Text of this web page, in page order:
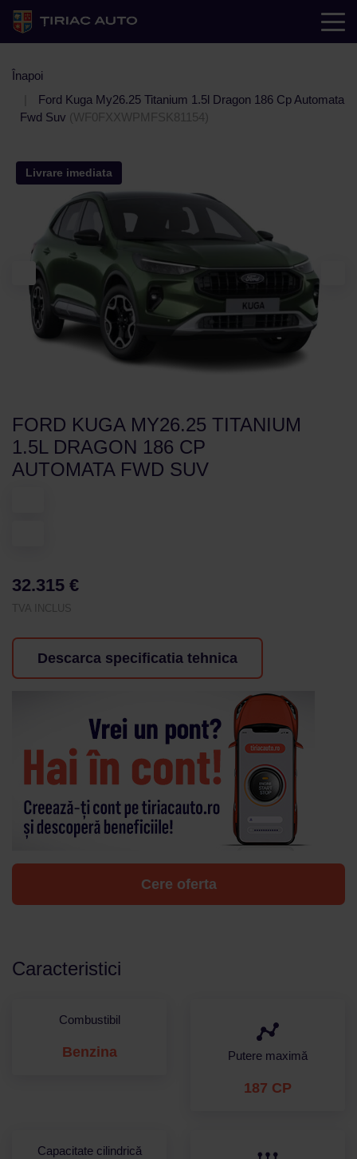
Înapoi
Ford Kuga My26.25 Titanium 1.5l Dragon 186 Cp Automata
Fwd Suv (WF0FXXWPMFSK81154)
Livrare imediata
FORD KUGA MY26.25 TITANIUM
1.5L DRAGON 186 CP
AUTOMATA FWD SUV
32.315 €
TVA INCLUS
Descarca specificatia tehnica
Cere oferta
Caracteristici
Combustibil
Benzina Putere maximă
187 CP
Capacitate cilindrică